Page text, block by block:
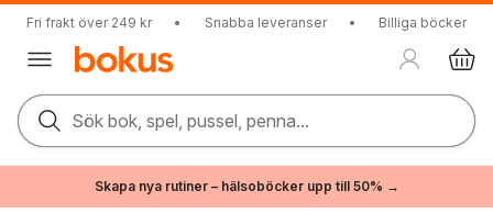
Fri frakt över 249 kr • Snabba leveranser • Billiga böcker
Sök bok, spel, pussel, penna...
Skapa nya rutiner – hälsoböcker upp till 50% →